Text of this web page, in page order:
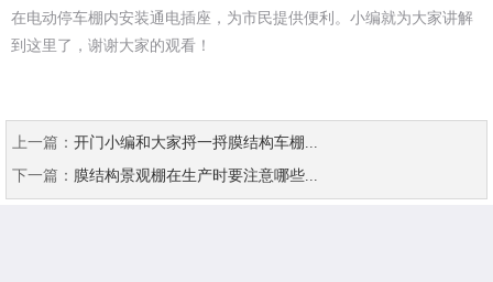
在电动停车棚内安装通电插座，为市民提供便利。小编就为大家讲解
到这里了，谢谢大家的观看！
上一篇： 开门小编和大家捋一捋膜结构车棚...
下一篇： 膜结构景观棚在生产时要注意哪些...